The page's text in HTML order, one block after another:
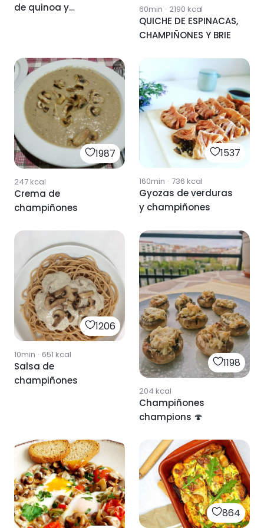
de quinoa y
60min · 2190 kcal
QUICHE DE ESPINACAS,
CHAMPIÑONES Y BRIE
1987
247kcal
Crema de
champiñones
1537
160min · 736 kcal
Gyozas de verduras
y champiñones
1206
10min · 651 kcal
Salsa de
champiñones
1198
204 kcal
Champiñones
champions 🍄
864